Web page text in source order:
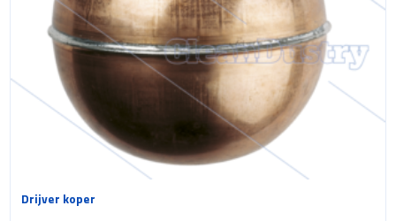
Drijver koper